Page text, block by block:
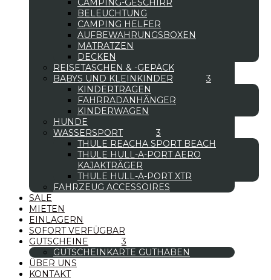
CAMPING-GESCHIRR
BELEUCHTUNG
CAMPING HELFER
AUFBEWAHRUNGSBOXEN
MATRATZEN
DECKEN
REISETASCHEN & -GEPÄCK
BABYS UND KLEINKINDER
KINDERTRAGEN
FAHRRADANHÄNGER
KINDERWAGEN
HUNDE
WASSERSPORT
THULE REACHA SPORT BEACH
THULE HULL-A-PORT AERO
KAJAKTRÄGER
THULE HULL-A-PORT XTR
FAHRZEUG ACCESSOIRES
SALE
MIETEN
EINLAGERN
SOFORT VERFÜGBAR
GUTSCHEINE
GUTSCHEINKARTE GUTHABEN
ÜBER UNS
KONTAKT